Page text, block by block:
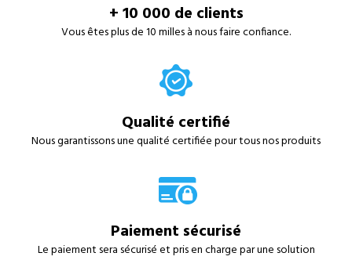
+ 10 000 de clients
Vous êtes plus de 10 milles à nous faire confiance.
Qualité certifié
Nous garantissons une qualité certifiée pour tous nos produits
Paiement sécurisé
Le paiement sera sécurisé et pris en charge par une solution